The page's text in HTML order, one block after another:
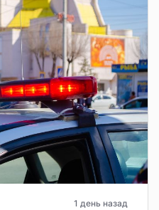
1 день назад